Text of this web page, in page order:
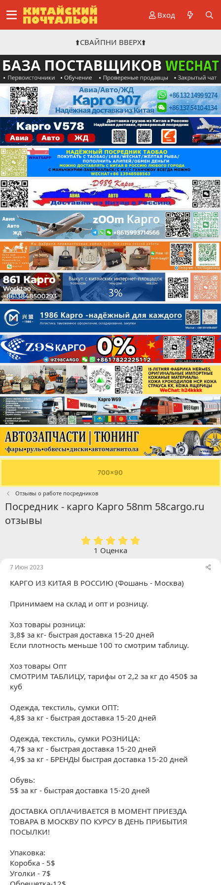
Вход
⬆️СВАЙПНИ ВВЕРХ⬆️
Отзывы о работе посредников
Посредник - карго Карго 58nm 58cargo.ru
отзывы
в
з
д
1 Оценка
7 Июн 2023
КАРГО ИЗ КИТАЯ В РОССИЮ (Фошань - Москва)
Принимаем на склад и опт и розницу.
Хоз товары розница:
3,8$ за кг- быстрая доставка 15-20 дней
Если плотность меньше 100 то смотрим таблицу.
Хоз товары Опт
СМОТРИМ ТАБЛИЦУ, тарифы от 2,2 за кг до 450$ за
куб
Одежда, текстиль, сумки ОПТ:
4,8$ за кг - быстрая доставка 15-20 дней
Одежда, текстиль, сумки РОЗНИЦА:
4,7$ за кг - быстрая доставка 15-20 дней
4,9$ за кг - БРЕНДЫ быстрая доставка 15-20 дней
Обувь:
5$ за кг - быстрая доставка 15-20 дней
ДОСТАВКА ОПЛАЧИВАЕТСЯ В МОМЕНТ ПРИЕЗДА
ТОВАРА В МОСКВУ ПО КУРСУ В ДЕНЬ ПРИБЫТИЯ
ПОСЫЛКИ!
Упаковка:
Коробка - 5$
Уголки - 7$